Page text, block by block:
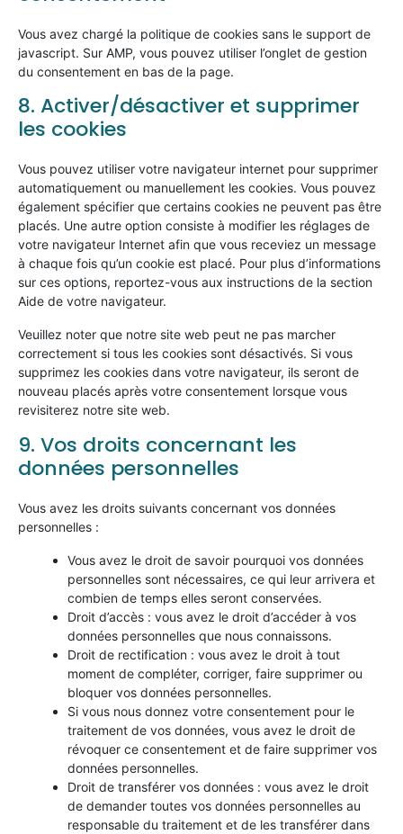
Vous avez chargé la politique de cookies sans le support de
javascript. Sur AMP, vous pouvez utiliser l’onglet de gestion
du consentement en bas de la page.
8. Activer/désactiver et supprimer
les cookies
Vous pouvez utiliser votre navigateur internet pour supprimer
automatiquement ou manuellement les cookies. Vous pouvez
également spécifier que certains cookies ne peuvent pas être
placés. Une autre option consiste à modifier les réglages de
votre navigateur Internet afin que vous receviez un message
à chaque fois qu’un cookie est placé. Pour plus d’informations
sur ces options, reportez-vous aux instructions de la section
Aide de votre navigateur.
Veuillez noter que notre site web peut ne pas marcher
correctement si tous les cookies sont désactivés. Si vous
supprimez les cookies dans votre navigateur, ils seront de
nouveau placés après votre consentement lorsque vous
revisiterez notre site web.
9. Vos droits concernant les
données personnelles
Vous avez les droits suivants concernant vos données
personnelles :
Vous avez le droit de savoir pourquoi vos données
personnelles sont nécessaires, ce qui leur arrivera et
combien de temps elles seront conservées.
Droit d’accès : vous avez le droit d’accéder à vos
données personnelles que nous connaissons.
Droit de rectification : vous avez le droit à tout
moment de compléter, corriger, faire supprimer ou
bloquer vos données personnelles.
Si vous nous donnez votre consentement pour le
traitement de vos données, vous avez le droit de
révoquer ce consentement et de faire supprimer vos
données personnelles.
Droit de transférer vos données : vous avez le droit
de demander toutes vos données personnelles au
responsable du traitement et de les transférer dans